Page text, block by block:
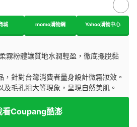
城 momo購物網 Yahoo購物中心
霧粉體讓質地水潤輕盈，徹底擺脫黏
，針對台灣消費者量身設計微霧妝效。
及毛孔粗大等現象，呈現自然美肌。
看Coupang酷澎